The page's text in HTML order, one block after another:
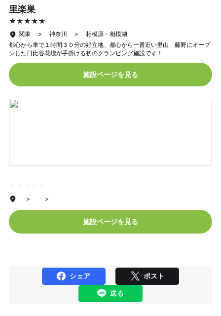
里楽巣
★★★★★
★★★★★
関東 > 神奈川 > 相模原・相模湖
都心から車で１時間３０分の好立地、都心から一番近い里山 藤野にオープ
ンした日比谷花壇が手掛ける初のグランピング施設です！
施設ページを見る
> >
施設ページを見る
シェア ポスト
送る